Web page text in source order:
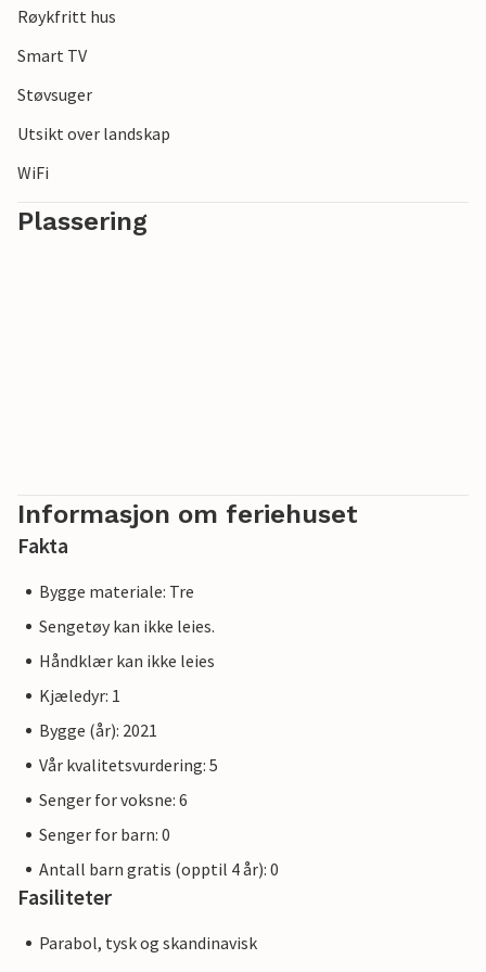
Røykfritt hus
Smart TV
Støvsuger
Utsikt over landskap
WiFi
Plassering
Informasjon om feriehuset
Fakta
Bygge materiale: Tre
Sengetøy kan ikke leies.
Håndklær kan ikke leies
Kjæledyr: 1
Bygge (år): 2021
Vår kvalitetsvurdering: 5
Senger for voksne: 6
Senger for barn: 0
Antall barn gratis (opptil 4 år): 0
Fasiliteter
Parabol, tysk og skandinavisk